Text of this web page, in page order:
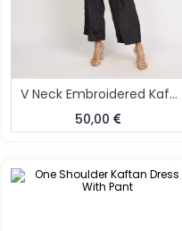
V Neck Embroidered Kaftan And Pant Set
50,00